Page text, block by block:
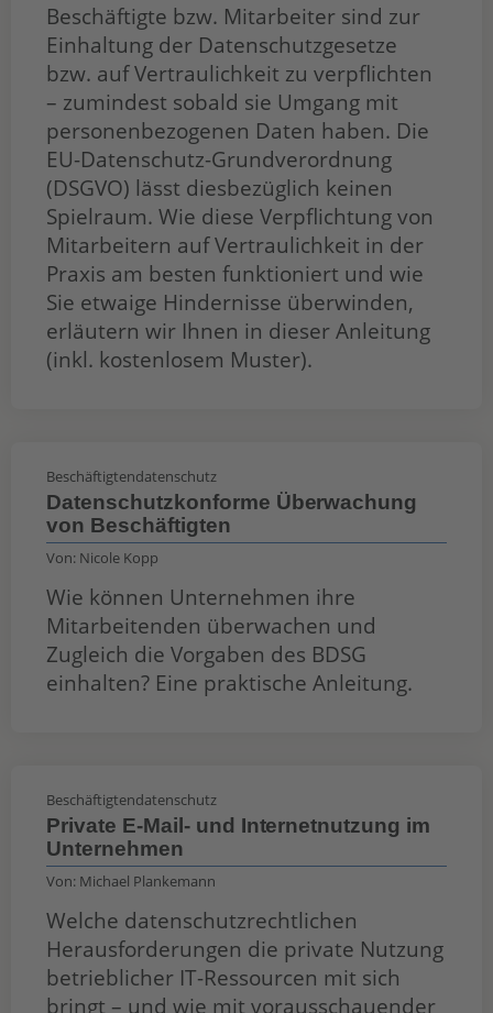
Beschäftigte bzw. Mitarbeiter sind zur
Einhaltung der Datenschutzgesetze
bzw. auf Vertraulichkeit zu verpflichten
– zumindest sobald sie Umgang mit
personenbezogenen Daten haben. Die
EU-Datenschutz-Grundverordnung
(DSGVO) lässt diesbezüglich keinen
Spielraum. Wie diese Verpflichtung von
Mitarbeitern auf Vertraulichkeit in der
Praxis am besten funktioniert und wie
Sie etwaige Hindernisse überwinden,
erläutern wir Ihnen in dieser Anleitung
(inkl. kostenlosem Muster).
Beschäftigtendatenschutz
Datenschutzkonforme Überwachung
von Beschäftigten
Von: Nicole Kopp
Wie können Unternehmen ihre
Mitarbeitenden überwachen und
Zugleich die Vorgaben des BDSG
einhalten? Eine praktische Anleitung.
Beschäftigtendatenschutz
Private E-Mail- und Internetnutzung im
Unternehmen
Von: Michael Plankemann
Welche datenschutzrechtlichen
Herausforderungen die private Nutzung
betrieblicher IT-Ressourcen mit sich
bringt – und wie mit vorausschauender